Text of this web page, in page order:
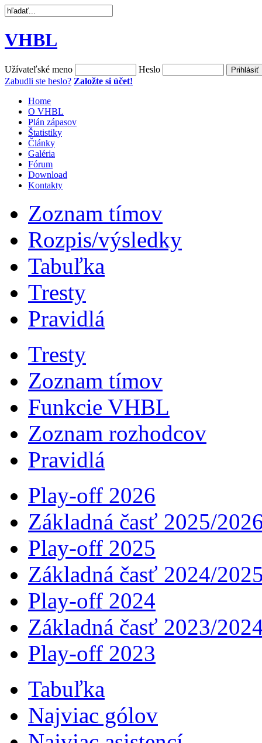
VHBL
Užívateľské meno
Heslo
Zabudli ste heslo? Založte si účet!
Home
O VHBL
Plán zápasov
Štatistiky
Články
Galéria
Fórum
Download
Kontakty
Zoznam tímov
Rozpis/výsledky
Tabuľka
Tresty
Pravidlá
Tresty
Zoznam tímov
Funkcie VHBL
Zoznam rozhodcov
Pravidlá
Play-off 2026
Základná časť 2025/
Play-off 2025
Základná časť 2024/
Play-off 2024
Základná časť 2023/
Play-off 2023
Tabuľka
Najviac gólov